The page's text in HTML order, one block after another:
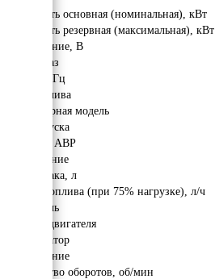
Мощность основная (номинальная), кВт
Мощность резервная (максимальная), кВт
Напряжение, В
Число фаз
Частота, Гц
Вид топлива
Инверторная модель
Тип запуска
Наличие АВР
Исполнение
Объём бака, л
Расход топлива (при 75% нагрузке), л/ч
Двигатель
Модель двигателя
Альтернатор
Охлаждение
Количество оборотов, об/мин